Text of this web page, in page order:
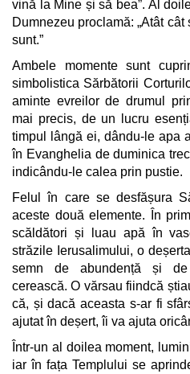
vină la Mine și să bea”. Al
Dumnezeu proclamă: „Atât
sunt.”
Ambele momente sunt
simbolistica Sărbătorii
aminte evreilor de drumul
mai precis, de un lucru
timpul lângă ei, dându-le apa
în Evanghelia de duminica
indicându-le calea prin pustie.
Felul în care se desfășura
aceste două elemente. În
scăldători și luau apă în
străzile Ierusalimului, o
semn de abundență și
cerească. O vărsau fiindcă
că, și dacă aceasta s-ar fi
ajutat în deșert, îi va ajuta
Într-un al doilea moment,
iar în fața Templului se